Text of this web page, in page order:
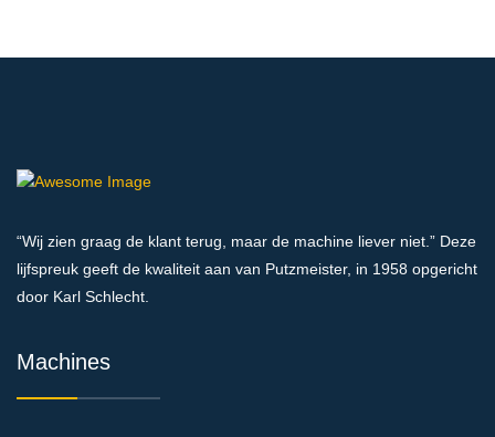
“Wij zien graag de klant terug, maar de machine liever niet.” Deze
lijfspreuk geeft de kwaliteit aan van Putzmeister, in 1958 opgericht
door Karl Schlecht.
Machines